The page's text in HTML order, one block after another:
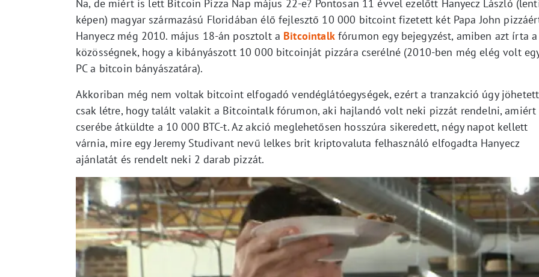
Na, de miért is lett Bitcoin Pizza Nap május 22-e? Pontosan 11 évvel ezelőtt Hanyecz László
képen) magyar származású Floridában élő fejlesztő 10 000 bitcoint fizetett két Papa John
Hanyecz még 2010. május 18-án posztolt a Bitcointalkfórumon egy bejegyzést, amiben azt írta a
közösségnek, hogy a kibányászott 10 000 bitcoinját pizzára cserélné (2010-ben még elég volt
PC a bitcoin bányászatára).
Akkoriban még nem voltak bitcoint elfogadó vendéglátóegységek, ezért a tranzakció úgy jöhetett
csak létre, hogy talált valakit a Bitcointalk fórumon, aki hajlandó volt neki pizzát rendelni, amiért
cserébe átküldte a 10 000 BTC-t. Az akció meglehetősen hosszúra sikeredett, négy napot kellett
várnia, mire egy Jeremy Studivant nevű lelkes brit kriptovaluta felhasználó elfogadta Hanyecz
ajánlatát és rendelt neki 2 darab pizzát.